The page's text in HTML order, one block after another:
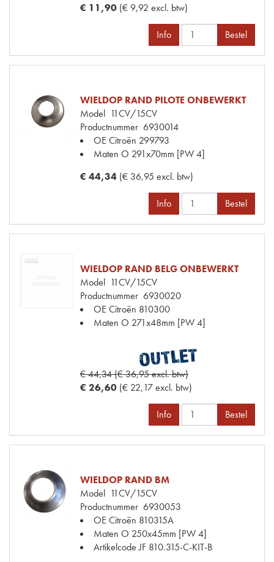
€ 11,90 (€ 9,92 excl. btw)
Info Bestel
WIELDOP RAND PILOTE ONBEWERKT
Model 11CV/15CV
Productnummer 6930014
OE Citroën 299793
Maten O 291x70mm [PW 4]
€ 44,34 (€ 36,95 excl. btw)
Info Bestel
WIELDOP RAND BELG ONBEWERKT
Model 11CV/15CV
Productnummer 6930020
OE Citroën 810300
Maten O 271x48mm [PW 4]
€ 44,34 (€ 36,95 excl. btw)
€ 26,60 (€ 22,17 excl. btw)
Info Bestel
WIELDOP RAND BM
Model 11CV/15CV
Productnummer 6930053
OE Citroën 810315A
Maten O 250x45mm [PW 4]
Artikelcode JF 810.315-C-KIT-B